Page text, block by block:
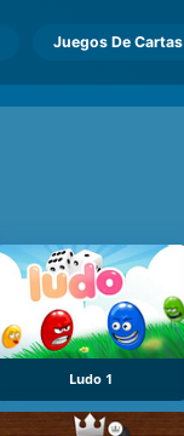
Juegos De Cartas
Ludo 1